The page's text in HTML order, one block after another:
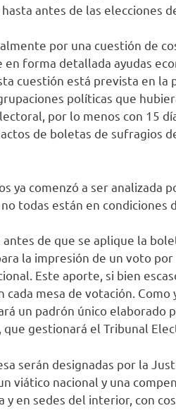
antes de las elecciones
por una cuestión de
forma detallada ayudas
cuestión está prevista en
políticas que
por lo menos con 15
de boletas de sufragios
ya comenzó a ser analizada
todas están en condiciones
de que se aplique la
la impresión de un voto
Este aporte, si bien
cada mesa de votación.
un padrón único elaborado
gestionará el Tribunal
serán designadas por la
viático nacional y una
y en sedes del interior, con